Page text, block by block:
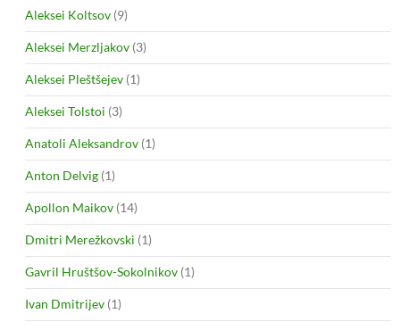
Aleksei Koltsov (9)
Aleksei Merzljakov (3)
Aleksei Pleštšejev (1)
Aleksei Tolstoi (3)
Anatoli Aleksandrov (1)
Anton Delvig (1)
Apollon Maikov (14)
Dmitri Merežkovski (1)
Gavril Hruštšov-Sokolnikov (1)
Ivan Dmitrijev (1)